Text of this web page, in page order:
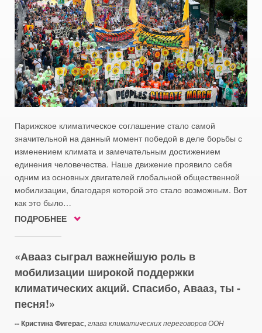
Парижское климатическое соглашение стало самой
значительной на данный момент победой в деле борьбы с
изменением климата и замечательным достижением
единения человечества. Наше движение проявило себя
одним из основных двигателей глобальной общественной
мобилизации, благодаря которой это стало возможным. Вот
как это было…
ПОДРОБНЕЕ
Авааз сыграл важнейшую роль в
мобилизации широкой поддержки
климатических акций. Спасибо, Авааз, ты -
песня!
-- Кристина Фигерас,глава климатических переговоров ООН